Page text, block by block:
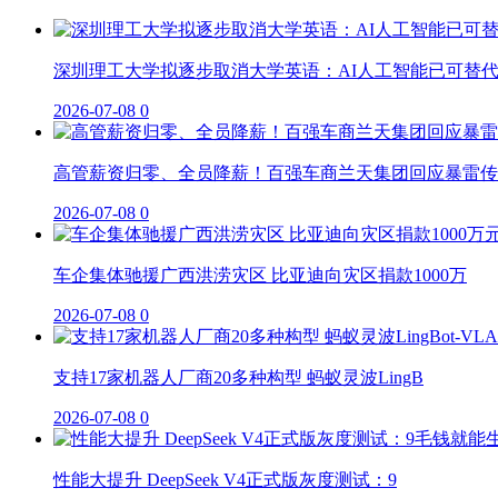
深圳理工大学拟逐步取消大学英语：AI人工智能已可替代
2026-07-08 0
高管薪资归零、全员降薪！百强车商兰天集团回应暴雷
2026-07-08 0
车企集体驰援广西洪涝灾区 比亚迪向灾区捐款1000万
2026-07-08 0
支持17家机器人厂商20多种构型 蚂蚁灵波LingB
2026-07-08 0
性能大提升 DeepSeek V4正式版灰度测试：9